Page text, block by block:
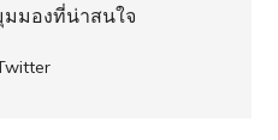
มมองที่น่าสนใจ